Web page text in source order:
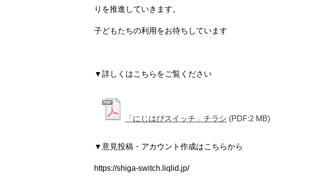
りを推進していきます。
子どもたちの利用をお待ちしています
▼詳しくはこちらをご覧ください
「にじはぴスイッチ」チラシ (PDF:2 MB)
▼意見投稿・アカウント作成はこちらから
https://shiga-switch.liqlid.jp/